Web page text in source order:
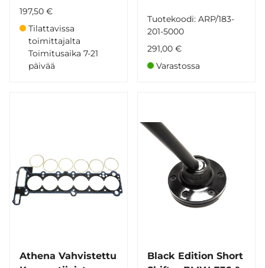
197,50 €
Tilattavissa
toimittajalta
Toimitusaika 7-21
päivää
Tuotekoodi: ARP/183-
201-5000
291,00 €
Varastossa
Athena Vahvistettu
Black Edition Short